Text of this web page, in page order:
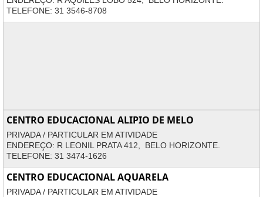
TELEFONE: 31 3546-8708
CENTRO EDUCACIONAL ALIPIO DE MELO
PRIVADA / PARTICULAR EM ATIVIDADE
ENDEREÇO: R LEONIL PRATA 412, BELO HORIZONTE.
TELEFONE: 31 3474-1626
CENTRO EDUCACIONAL AQUARELA
PRIVADA / PARTICULAR EM ATIVIDADE